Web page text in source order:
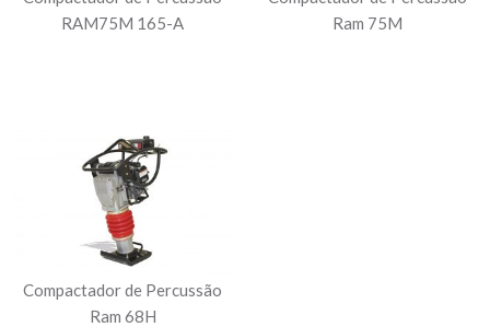
RAM75M 165-A
Ram 75M
Compactador de Percussão
Ram 68H